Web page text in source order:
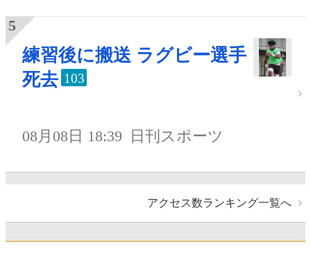
練習後に搬送 ラグビー選手
死去 103
08月08日 18:39 日刊スポーツ
アクセス数ランキング一覧へ